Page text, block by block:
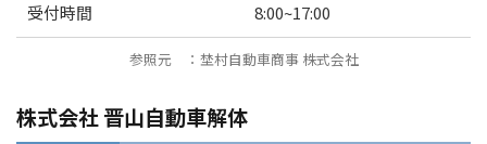
受付時間 8:00~17:00
参照元 ：埜村自動車商事 株式会社
株式会社 晋山自動車解体